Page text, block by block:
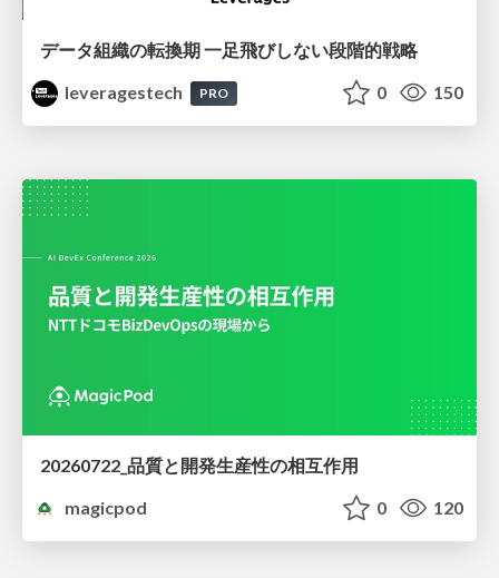
データ組織の転換期 一足飛びしない段階的戦略
leveragestech
PRO 0 150
20260722_品質と開発生産性の相互作用
magicpod
0 120